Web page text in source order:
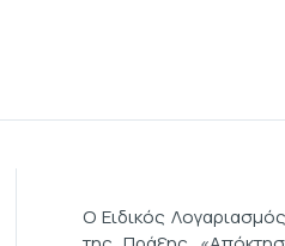
Ο Ειδικός